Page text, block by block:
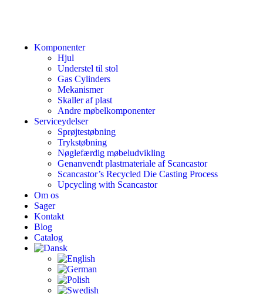
Komponenter
Hjul
Understel til stol
Gas Cylinders
Mekanismer
Skaller af plast
Andre møbelkomponenter
Serviceydelser
Sprøjtestøbning
Trykstøbning
Nøglefærdig møbeludvikling
Genanvendt plastmateriale af Scancastor
Scancastor’s Recycled Die Casting Process
Upcycling with Scancastor
Om os
Sager
Kontakt
Blog
Catalog